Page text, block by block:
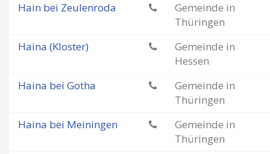
Hain bei Zeulenroda
Gemeinde in
Thüringen
Haina (Kloster)
Gemeinde in
Hessen
Haina bei Gotha
Gemeinde in
Thüringen
Haina bei Meiningen
Gemeinde in
Thüringen